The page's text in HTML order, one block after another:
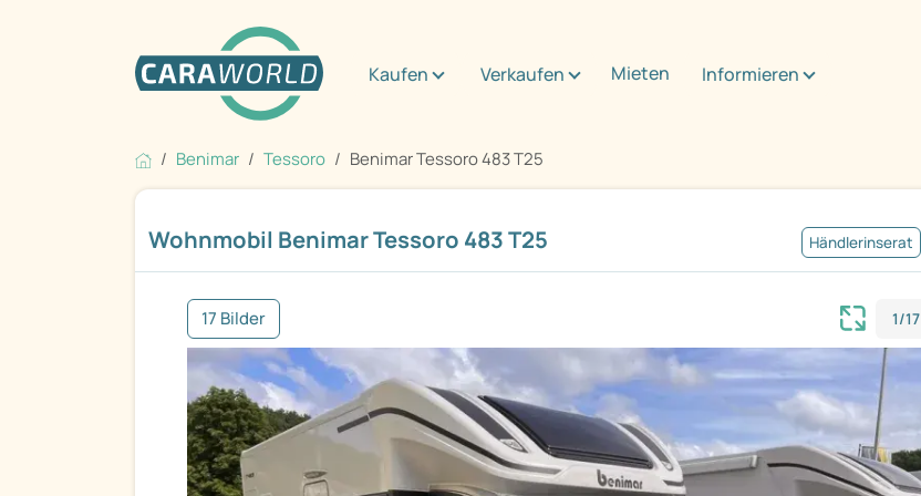
Kaufen Verkaufen Mieten Informieren
Benimar Tessoro Benimar Tessoro 483 T25
Wohnmobil Benimar Tessoro 483 T25 Händlerinserat
17 Bilder 1/17